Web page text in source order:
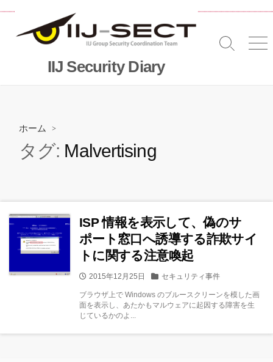
へ
IIJ Security Diary
検
メ
ホーム >
タグ: Malvertising
ISP 情報を表示して、偽のサ
ポート窓口へ誘導する詐欺サイ
トに関する注意喚起
公
日
2015年12月25日
カ
ゴ
リー
セキュリティ事件
ブラウザ上で Windows のブルースクリーンを模した画
面を表示し、あたかもマルウェアに起因する障害を生
じているかのよ...